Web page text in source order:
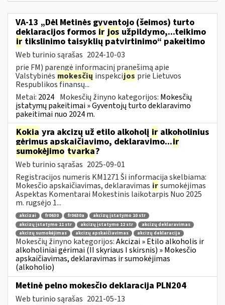
VA-13 „Dėl Metinės gyventojo (šeimos) turto
deklaracijos formos ir jos užpildymo,...teikimo
ir tikslinimo taisyklių patvirtinimo“ pakeitimo
Web turinio sąrašas 2024-10-03
prie FM) parengė informacinį pranešimą apie
Valstybinės mokesčių inspekcijos prie Lietuvos
Respublikos finansų...
Metai: 2024 Mokesčių žinyno kategorijos: Mokesčių
įstatymų pakeitimai » Gyventojų turto deklaravimo
pakeitimai nuo 2024 m.
Kokia yra akcizų už etilo alkoholį ir alkoholinius
gėrimus apskaičiavimo, deklaravimo...ir
sumokėjimo tvarka?
Web turinio sąrašas 2025-09-01
Registracijos numeris KM1271 Ši informacija skelbiama:
Mokesčio apskaičiavimas, deklaravimas irsumokėjimas
Aspektas Komentarai Mokestinis laikotarpis Nuo 2025
m. rugsėjo 1...
akcizai fr0630 fr0630a
akcizų įstatymo 10 str
akcizų įstatymo 11 str
akcizų įstatymo 12 str
akcizų deklaravimas
akcizų sumokėjimas
akcizų apskaičiavimas akcizų deklaracija
Mokesčių žinyno kategorijos:Akcizai » Etilo alkoholis ir
alkoholiniai gėrimai (II skyriaus I skirsnis) » Mokesčio
apskaičiavimas, deklaravimas ir sumokėjimas
(alkoholio)
Metinė pelno mokesčio deklaracija PLN204
Web turinio sąrašas 2021-05-13